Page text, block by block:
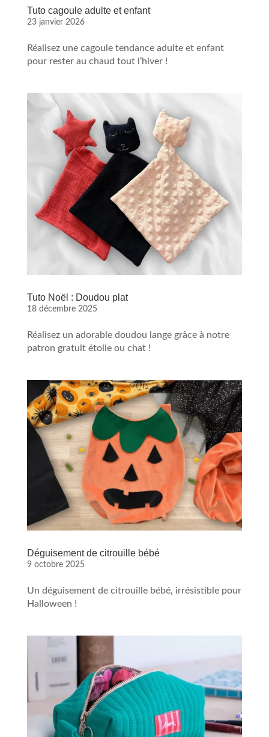
Tuto cagoule adulte et enfant
23 janvier 2026
Réalisez une cagoule tendance adulte et enfant
pour rester au chaud tout l’hiver !
Tuto Noël : Doudou plat
18 décembre 2025
Réalisez un adorable doudou lange grâce à notre
patron gratuit étoile ou chat !
Déguisement de citrouille bébé
9 octobre 2025
Un déguisement de citrouille bébé, irrésistible pour
Halloween !